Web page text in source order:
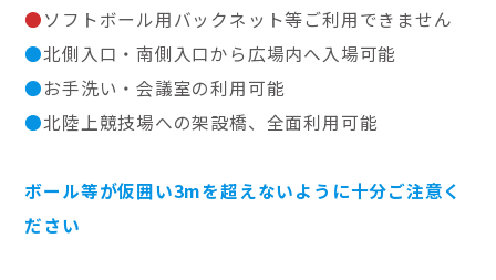
●ソフトボール用バックネット等ご利用できません
●北側入口・南側入口から広場内へ入場可能
●お手洗い・会議室の利用可能
●北陸上競技場への架設橋、全面利用可能
ボール等が仮囲い3mを超えないように十分ご注意く
ださい